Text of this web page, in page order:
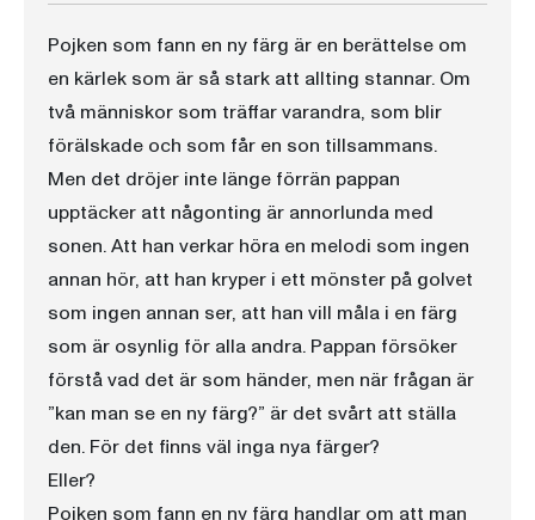
Pojken som fann en ny färg är en berättelse om
en kärlek som är så stark att allting stannar. Om
två människor som träffar varandra, som blir
förälskade och som får en son tillsammans.
Men det dröjer inte länge förrän pappan
upptäcker att någonting är annorlunda med
sonen. Att han verkar höra en melodi som ingen
annan hör, att han kryper i ett mönster på golvet
som ingen annan ser, att han vill måla i en färg
som är osynlig för alla andra. Pappan försöker
förstå vad det är som händer, men när frågan är
”kan man se en ny färg?” är det svårt att ställa
den. För det finns väl inga nya färger?
Eller?
Pojken som fann en ny färg handlar om att man